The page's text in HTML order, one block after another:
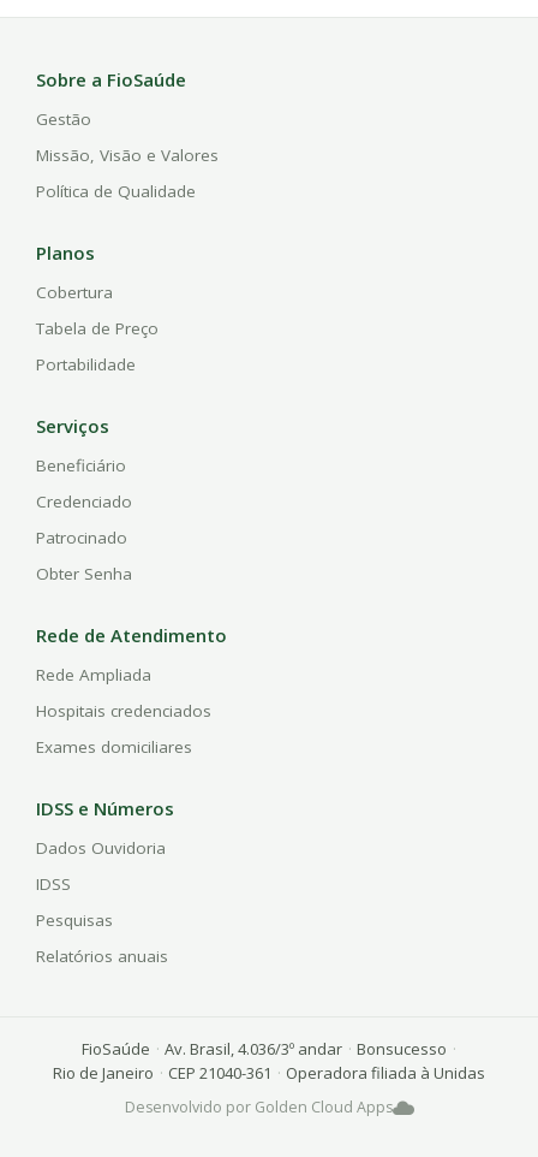
Sobre a FioSaúde
Gestão
Missão, Visão e Valores
Política de Qualidade
Planos
Cobertura
Tabela de Preço
Portabilidade
Serviços
Beneficiário
Credenciado
Patrocinado
Obter Senha
Rede de Atendimento
Rede Ampliada
Hospitais credenciados
Exames domiciliares
IDSS e Números
Dados Ouvidoria
IDSS
Pesquisas
Relatórios anuais
FioSaúde · Av. Brasil, 4.036/3º andar · Bonsucesso ·
Rio de Janeiro · CEP 21040-361 · Operadora filiada à Unidas
Desenvolvido por Golden Cloud Apps